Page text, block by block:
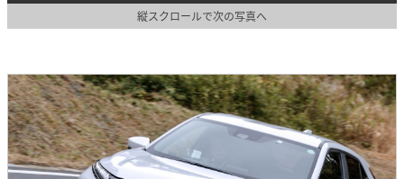
縦スクロールで次の写真へ